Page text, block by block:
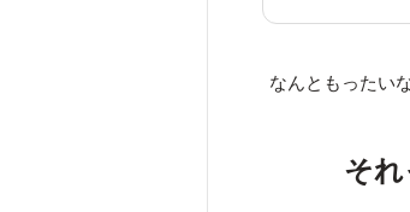
なんともったい
それ